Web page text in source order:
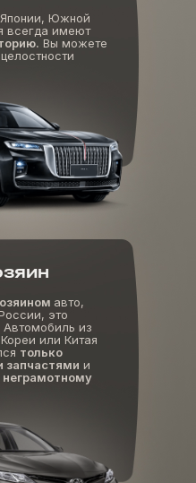
Южной
всегда имеют
Вы можете
авто,
это
Автомобиль из
или Китая
только
запчастями и
неграмотному